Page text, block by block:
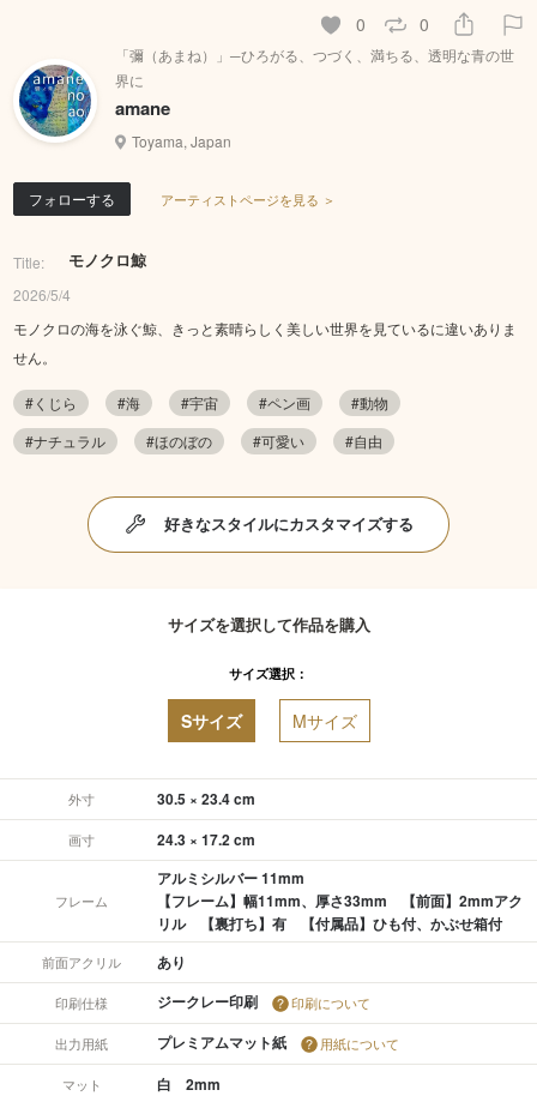
0 0
「彌（あまね）」─ひろがる、つづく、満ちる、透明な青の世
界に
amane
Toyama, Japan
フォローする アーティストページを見る ＞
Title: モノクロ鯨
2026/5/4
モノクロの海を泳ぐ鯨、きっと素晴らしく美しい世界を見ているに違いありま
せん。
#くじら #海 #宇宙 #ペン画
#動物
#ナチュラル
#ほのぼの #可愛い #自由
好きなスタイルにカスタマイズする
サイズを選択して作品を購入
サイズ選択：
Sサイズ Mサイズ
外寸 30.5 × 23.4 cm
画寸 24.3 × 17.2 cm
フレーム
アルミシルバー 11mm
【フレーム】幅11mm、厚さ33mm 【前面】2mmアク
リル 【裏打ち】有 【付属品】ひも付、かぶせ箱付
前面アクリル あり
印刷仕様 ジークレー印刷 印刷について
出力用紙 プレミアムマット紙 用紙について
マット 白 2mm